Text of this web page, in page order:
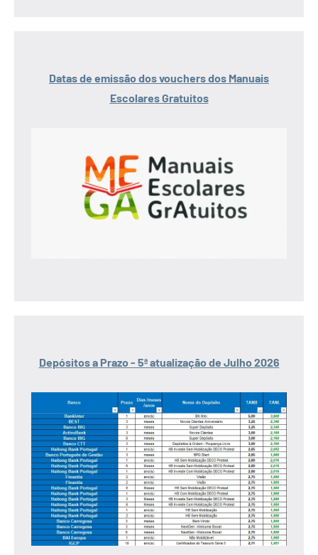
Datas de emissão dos vouchers dos Manuais
Escolares Gratuitos
Depósitos a Prazo - 5ª atualização de Julho 2026